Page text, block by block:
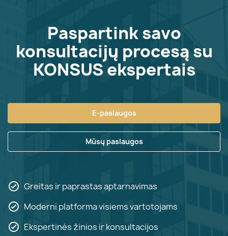
Paspartink savo
konsultacijų procesą su
KONSUS ekspertais
E-paslaugos
Mūsų paslaugos
Greitas ir paprastas aptarnavimas
Moderni platforma visiems vartotojams
Ekspertinės žinios ir konsultacijos